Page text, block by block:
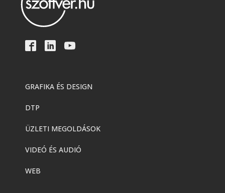
GRAFIKA ÉS DESIGN
DTP
ÜZLETI MEGOLDÁSOK
VIDEÓ ÉS AUDIÓ
WEB